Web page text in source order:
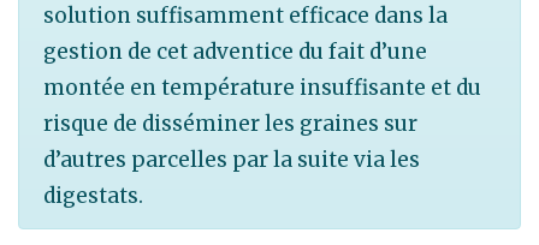
solution suffisamment efficace dans la
gestion de cet adventice du fait d’une
montée en température insuffisante et du
risque de disséminer les graines sur
d’autres parcelles par la suite via les
digestats.